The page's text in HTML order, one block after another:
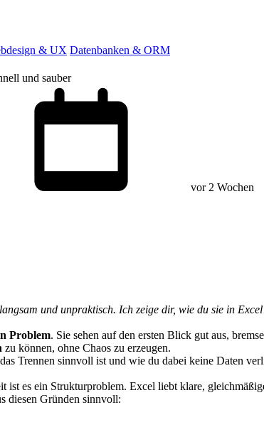
& UX Datenbanken & ORM
und sauber
vor 2 Wochen
und unpraktisch. Ich zeige dir, wie du sie in
Problem. Sie sehen auf den ersten Blick gut aus,
zu können, ohne Chaos zu erzeugen.
Trennen sinnvoll ist und wie du dabei keine Daten
es ein Strukturproblem. Excel liebt klare,
diesen Gründen sinnvoll: